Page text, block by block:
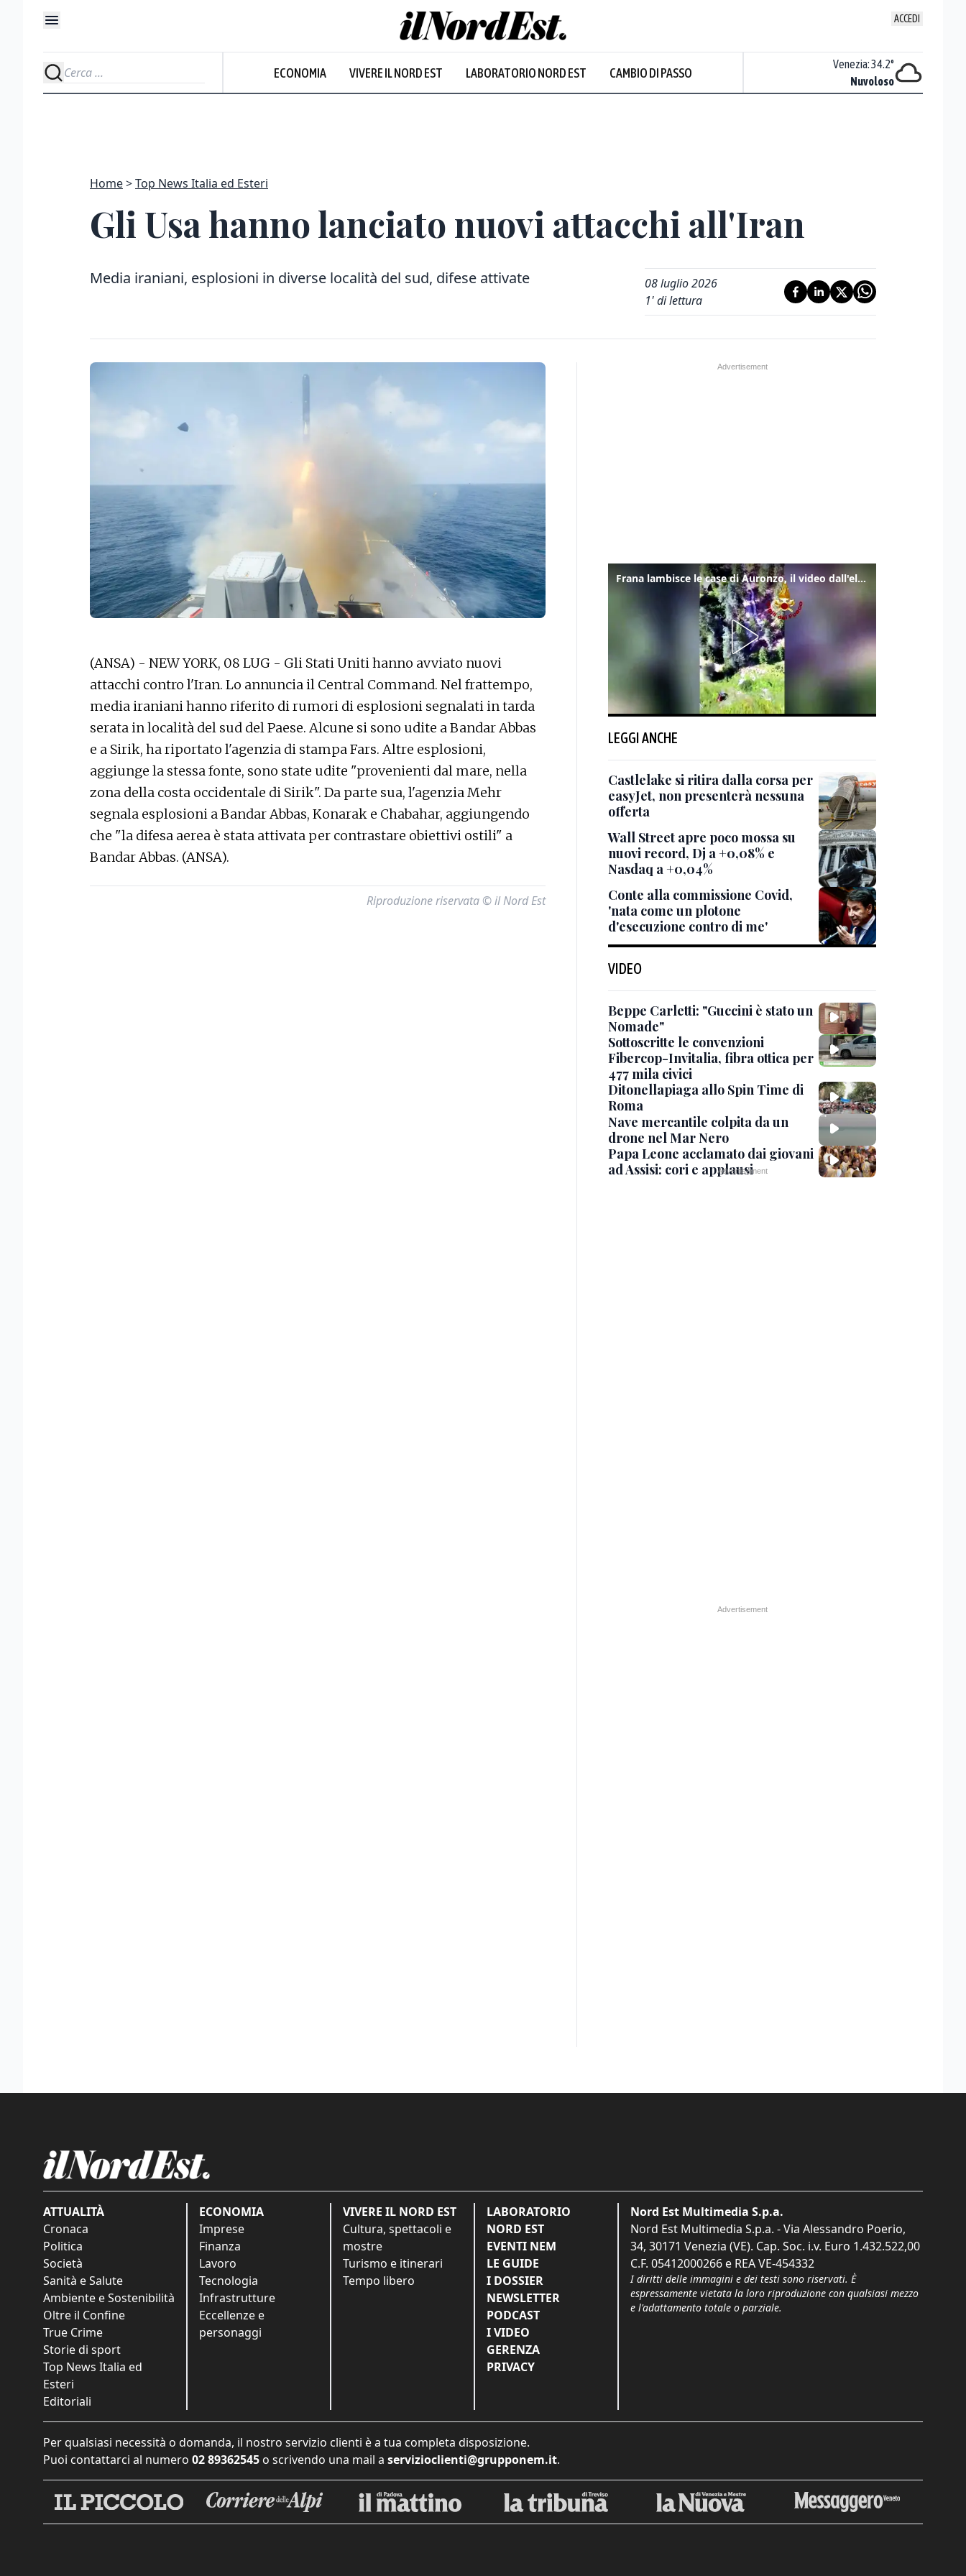
ACCEDI
ECONOMIA VIVERE IL NORD EST LABORATORIO NORD EST CAMBIO DI PASSO
Nuvoloso
Venezia:34.2°
Nuvoloso
Home Top News Italia ed Esteri
Gli Usa hanno lanciato nuovi attacchi all'Iran
Media iraniani, esplosioni in diverse località del sud, difese attivate
08 luglio 2026
1' di lettura
(ANSA) - NEW YORK, 08 LUG - Gli Stati Uniti hanno avviato nuovi
attacchi contro l'Iran. Lo annuncia il Central Command. Nel frattempo,
media iraniani hanno riferito di rumori di esplosioni segnalati in tarda
serata in località del sud del Paese. Alcune si sono udite a Bandar Abbas
e a Sirik, ha riportato l'agenzia di stampa Fars. Altre esplosioni,
aggiunge la stessa fonte, sono state udite "provenienti dal mare, nella
zona della costa occidentale di Sirik". Da parte sua, l'agenzia Mehr
segnala esplosioni a Bandar Abbas, Konarak e Chabahar, aggiungendo
che "la difesa aerea è stata attivata per contrastare obiettivi ostili" a
Bandar Abbas. (ANSA).
Riproduzione riservata © il Nord Est
Frana lambisce le case di Auronzo, il video dall'elicottero dei vigili del fuoco
LEGGI ANCHE
Castlelake si ritira dalla corsa per
easyJet, non presenterà nessuna
offerta
Wall Street apre poco mossa su
nuovi record, Dj a +0,08% e
Nasdaq a +0,04%
Conte alla commissione Covid,
'nata come un plotone
d'esecuzione contro di me'
VIDEO
Beppe Carletti: "Guccini è stato un
Nomade"
Sottoscritte le convenzioni
Fibercop-Invitalia, fibra ottica per
477 mila civici
Ditonellapiaga allo Spin Time di
Roma
Nave mercantile colpita da un
drone nel Mar Nero
Papa Leone acclamato dai giovani
ad Assisi: cori e applausi
ATTUALITÀ
Cronaca
Politica
Società
Sanità e Salute
Ambiente e Sostenibilità
Oltre il Confine
True Crime
Storie di sport
Top News Italia ed
Esteri
Editoriali
ECONOMIA
Imprese
Finanza
Lavoro
Tecnologia
Infrastrutture
Eccellenze e
personaggi
VIVERE IL NORD EST
Cultura, spettacoli e
mostre
Turismo e itinerari
Tempo libero
LABORATORIO
NORD EST
EVENTI NEM
LE GUIDE
I DOSSIER
NEWSLETTER
PODCAST
I VIDEO
GERENZA
PRIVACY
Nord Est Multimedia S.p.a.
Nord Est Multimedia S.p.a. - Via Alessandro Poerio,
34, 30171 Venezia (VE). Cap. Soc. i.v. Euro 1.432.522,00
C.F. 05412000266 e REA VE-454332
I diritti delle immagini e dei testi sono riservati. È
espressamente vietata la loro riproduzione con qualsiasi mezzo
e l'adattamento totale o parziale.
Per qualsiasi necessità o domanda, il nostro servizio clienti è a tua completa disposizione.
Puoi contattarci al numero 02 89362545 o scrivendo una mail a servizioclienti@grupponem.it.